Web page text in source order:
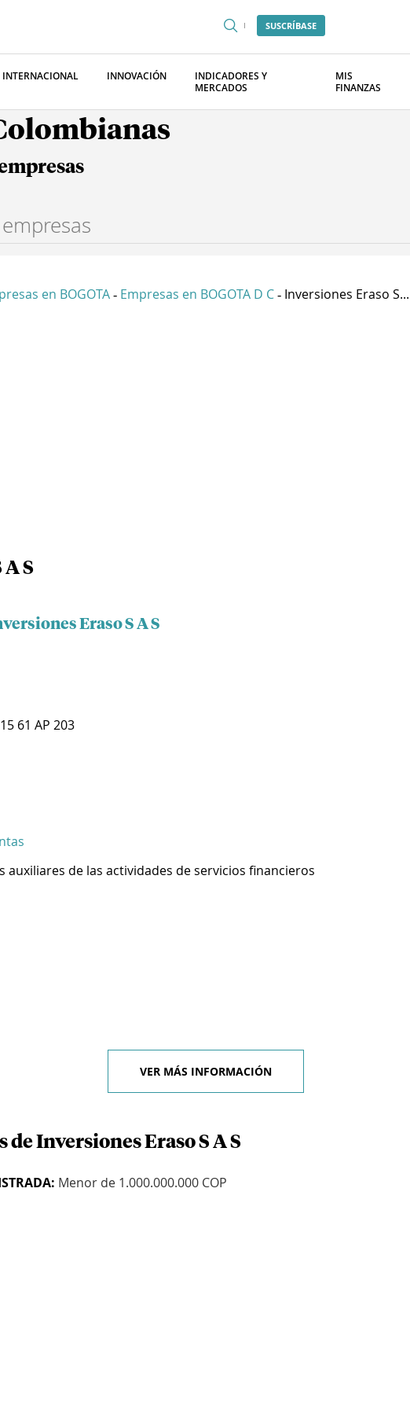
SUSCRÍBASE
INTERNACIONAL INNOVACIÓN
INDICADORES Y
MERCADOS
MIS
FINANZAS
en BOGOTA - Empresas en BOGOTA D C - Inversiones Eraso S...
S
Eraso S A S
61 AP 203
auxiliares de las actividades de servicios financieros
VER MÁS INFORMACIÓN
Inversiones Eraso S A S
Menor de 1.000.000.000 COP